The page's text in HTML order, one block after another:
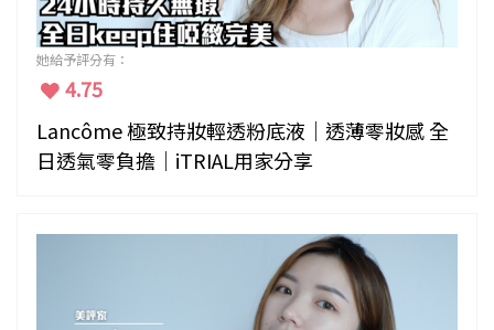
她給予評分有：
4.75
Lancôme 極致持妝輕透粉底液｜透薄零妝感 全
日透氣零負擔｜iTRIAL用家分享